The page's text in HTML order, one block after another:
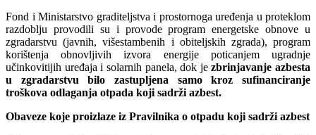
Fond i Ministarstvo graditeljstva i prostornoga uređenja u proteklom
razdoblju provodili su i provode program energetske obnove u
zgradarstvu (javnih, višestambenih i obiteljskih zgrada), program
korištenja obnovljivih izvora energije poticanjem ugradnje
učinkovitijih uređaja i solarnih panela, dok jezbrinjavanje azbesta
u zgradarstvu bilo zastupljena samo kroz sufinanciranje
troškova odlaganja otpada koji sadrži azbest.
Obaveze koje proizlaze iz Pravilnika o otpadu koji sadrži azbest